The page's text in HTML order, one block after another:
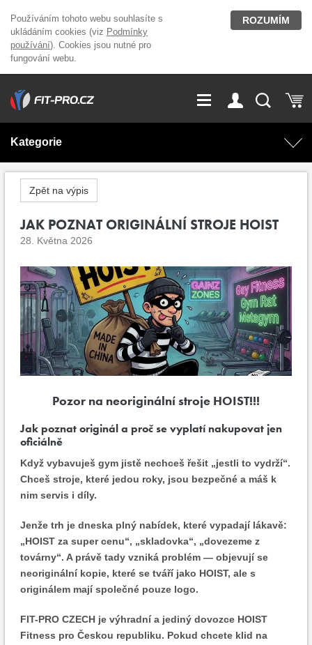
Používáním tohoto webu souhlasíte s
ukládáním cookies (viz Podmínky
používání). Cookies jsou nutné pro
fungování webu.
ROZUMÍM
GDPR
O nás
Kontakt
Přihlášení
Kategorie
AKCE
Doplňky stravy Fitness vybavení
Značky
Zpět na výpis
JAK POZNAT ORIGINÁLNÍ STROJE HOIST
28. Května 2026
Pozor na neoriginální stroje HOIST!!!
Jak poznat originál a proč se vyplatí nakupovat jen
oficiálně
Když vybavuješ gym jistě nechceš řešit „jestli to vydrží“.
Chceš stroje, které jedou roky, jsou bezpečné a máš k
nim servis i díly.
Jenže trh je dneska plný nabídek, které vypadají lákavě:
„HOIST za super cenu“, „skladovka“, „dovezeme z
továrny“. A právě tady vzniká problém — objevují se
neoriginální kopie, které se tváří jako HOIST, ale s
originálem mají společné pouze logo.
FIT-PRO CZECH je výhradní a jediný dovozce HOIST
Fitness pro Českou republiku. Pokud chcete klid na